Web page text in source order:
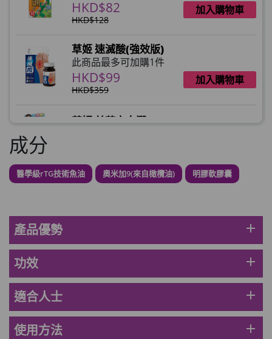
HKD$82
HKD$128
加入購物車
草姬 速滅酸(強效版)
此商品最多可加購1件
HKD$99
HKD$359
加入購物車
草姬 益菌之白潤
草姬 調經緊緻寶(27年2月到期)
男補精力丸5:1 (到期日2028年1月)
HKD$169 加入購物車
理膚泉 無香大哥大防曬 50ml (2027年4
成分
醫學級rTG技術魚油 奧米加9(來自橄欖油) 明膠軟膠囊
產品優勢 add
功效 add
適合人士 add
使用方法 add